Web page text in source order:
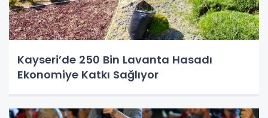
Kayseri’de 250 Bin Lavanta Hasadı
Ekonomiye Katkı Sağlıyor